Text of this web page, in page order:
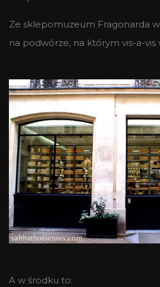
Ze sklepomuzeum Fragonarda
na podwórze, na którym vis-a-vis
A w środku to: